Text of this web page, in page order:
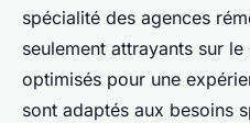
spécialité des agences
seulement attrayants sur
optimisés pour une
sont adaptés aux besoins